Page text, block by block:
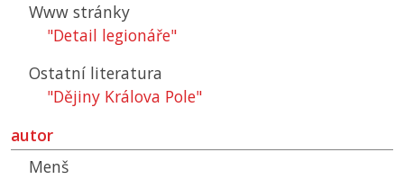
Www stránky
"Detail legionáře"
Ostatní literatura
"Dějiny Králova Pole"
autor
Menš